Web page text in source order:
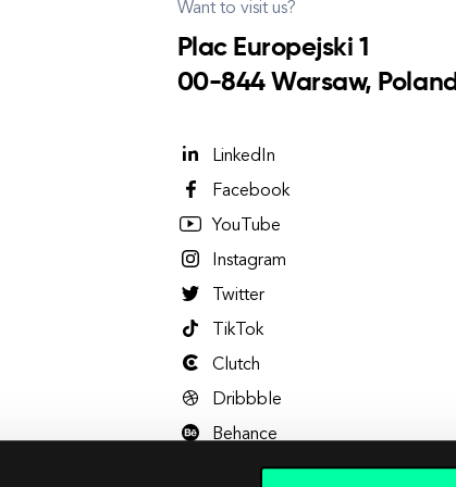
Want to visit us?
Plac Europejski 1
00-844 Warsaw, Poland
LinkedIn
Facebook
YouTube
Instagram
Twitter
TikTok
Clutch
Dribbble
Behance